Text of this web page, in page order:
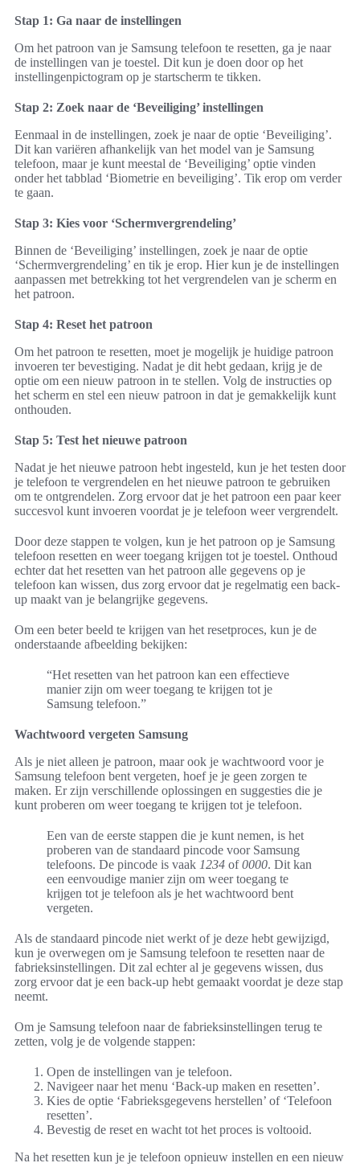
Stap 1: Ga naar de instellingen
Om het patroon van je Samsung telefoon te resetten, ga je naar
de instellingen van je toestel. Dit kun je doen door op het
instellingenpictogram op je startscherm te tikken.
Stap 2: Zoek naar de ‘Beveiliging’ instellingen
Eenmaal in de instellingen, zoek je naar de optie ‘Beveiliging’.
Dit kan variëren afhankelijk van het model van je Samsung
telefoon, maar je kunt meestal de ‘Beveiliging’ optie vinden
onder het tabblad ‘Biometrie en beveiliging’. Tik erop om verder
te gaan.
Stap 3: Kies voor ‘Schermvergrendeling’
Binnen de ‘Beveiliging’ instellingen, zoek je naar de optie
‘Schermvergrendeling’ en tik je erop. Hier kun je de instellingen
aanpassen met betrekking tot het vergrendelen van je scherm en
het patroon.
Stap 4: Reset het patroon
Om het patroon te resetten, moet je mogelijk je huidige patroon
invoeren ter bevestiging. Nadat je dit hebt gedaan, krijg je de
optie om een nieuw patroon in te stellen. Volg de instructies op
het scherm en stel een nieuw patroon in dat je gemakkelijk kunt
onthouden.
Stap 5: Test het nieuwe patroon
Nadat je het nieuwe patroon hebt ingesteld, kun je het testen door
je telefoon te vergrendelen en het nieuwe patroon te gebruiken
om te ontgrendelen. Zorg ervoor dat je het patroon een paar keer
succesvol kunt invoeren voordat je je telefoon weer vergrendelt.
Door deze stappen te volgen, kun je het patroon op je Samsung
telefoon resetten en weer toegang krijgen tot je toestel. Onthoud
echter dat het resetten van het patroon alle gegevens op je
telefoon kan wissen, dus zorg ervoor dat je regelmatig een back-
up maakt van je belangrijke gegevens.
Om een beter beeld te krijgen van het resetproces, kun je de
onderstaande afbeelding bekijken:
“Het resetten van het patroon kan een effectieve
manier zijn om weer toegang te krijgen tot je
Samsung telefoon.”
Wachtwoord vergeten Samsung
Als je niet alleen je patroon, maar ook je wachtwoord voor je
Samsung telefoon bent vergeten, hoef je je geen zorgen te
maken. Er zijn verschillende oplossingen en suggesties die je
kunt proberen om weer toegang te krijgen tot je telefoon.
Een van de eerste stappen die je kunt nemen, is het
proberen van de standaard pincode voor Samsung
telefoons. De pincode is vaak 1234 of0000. Dit kan
een eenvoudige manier zijn om weer toegang te
krijgen tot je telefoon als je het wachtwoord bent
vergeten.
Als de standaard pincode niet werkt of je deze hebt gewijzigd,
kun je overwegen om je Samsung telefoon te resetten naar de
fabrieksinstellingen. Dit zal echter al je gegevens wissen, dus
zorg ervoor dat je een back-up hebt gemaakt voordat je deze stap
neemt.
Om je Samsung telefoon naar de fabrieksinstellingen terug te
zetten, volg je de volgende stappen:
Open de instellingen van je telefoon.
Navigeer naar het menu ‘Back-up maken en resetten’.
Kies de optie ‘Fabrieksgegevens herstellen’ of ‘Telefoon
resetten’.
Bevestig de reset en wacht tot het proces is voltooid.
Na het resetten kun je je telefoon opnieuw instellen en een nieuw